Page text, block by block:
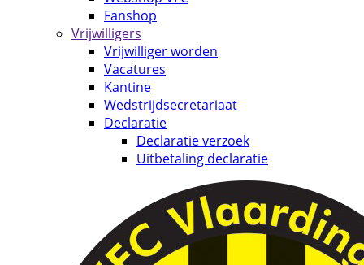
Fanshop
Vrijwilligers
Vrijwilliger worden
Vacatures
Kantine
Wedstrijdsecretariaat
Declaratie
Declaratie verzoek
Uitbetaling declaratie